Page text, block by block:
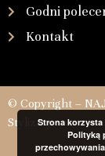
Godni
Kontakt
© Copyright –
StylizacjiStrona
Polityką